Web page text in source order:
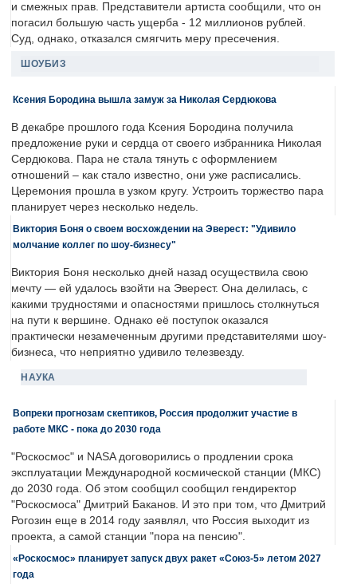
и смежных прав. Представители артиста сообщили, что он
погасил большую часть ущерба - 12 миллионов рублей.
Суд, однако, отказался смягчить меру пресечения.
ШОУБИЗ
Ксения Бородина вышла замуж за Николая Сердюкова
В декабре прошлого года Ксения Бородина получила
предложение руки и сердца от своего избранника Николая
Сердюкова. Пара не стала тянуть с оформлением
отношений – как стало известно, они уже расписались.
Церемония прошла в узком кругу. Устроить торжество пара
планирует через несколько недель.
Виктория Боня о своем восхождении на Эверест: "Удивило
молчание коллег по шоу-бизнесу"
Виктория Боня несколько дней назад осуществила свою
мечту — ей удалось взойти на Эверест. Она делилась, с
какими трудностями и опасностями пришлось столкнуться
на пути к вершине. Однако её поступок оказался
практически незамеченным другими представителями шоу-
бизнеса, что неприятно удивило телезвезду.
НАУКА
Вопреки прогнозам скептиков, Россия продолжит участие в
работе МКС - пока до 2030 года
"Роскосмос" и NASA договорились о продлении срока
эксплуатации Международной космической станции (МКС)
до 2030 года. Об этом сообщил сообщил гендиректор
"Роскосмоса" Дмитрий Баканов. И это при том, что Дмитрий
Рогозин еще в 2014 году заявлял, что Россия выходит из
проекта, а самой станции "пора на пенсию".
«Роскосмос» планирует запуск двух ракет «Союз-5» летом 2027
года